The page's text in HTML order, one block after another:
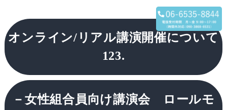
オンライン/リアル講演開催について
123.
－女性組合員向け講演会 ロールモ